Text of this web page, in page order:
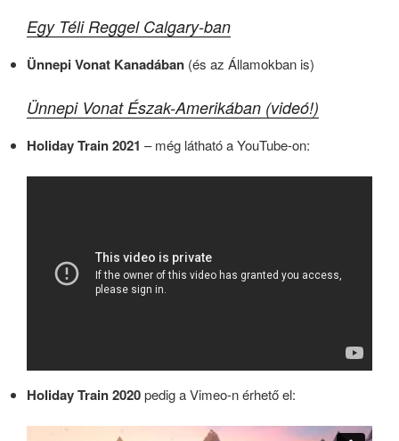
Egy Téli Reggel Calgary-ban
Ünnepi Vonat Kanadában (és az Államokban is)
Ünnepi Vonat Észak-Amerikában (videó!)
Holiday Train 2021 – még látható a YouTube-on:
Holiday Train 2020pedig a Vimeo-n érhető el: